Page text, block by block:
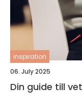
inspiration
06. July 2025
Din guide till